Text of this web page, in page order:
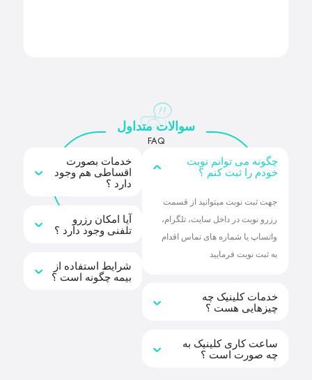
سوالات متداول
FAQ
چگونه می توانم نوبت
خودم را ثبت کنم ؟
جهت ثبت نوبت میتوانید از قسمت
رزرو نوبت در داخل سایت، تلگرام،
واتساپ یا شماره های تماس اقدام
به ثبت نوبت فرمایید
خدمات کلینیک چه
چیزهایی هست ؟
ساعت کاری کلینیک به
چه صورت است ؟
خدمات بصورت
اقساطی هم وجود
دارد ؟
آیا امکان رزرو
تلفنی وجود دارد ؟
شرایط استفاده از
بیمه چگونه است ؟